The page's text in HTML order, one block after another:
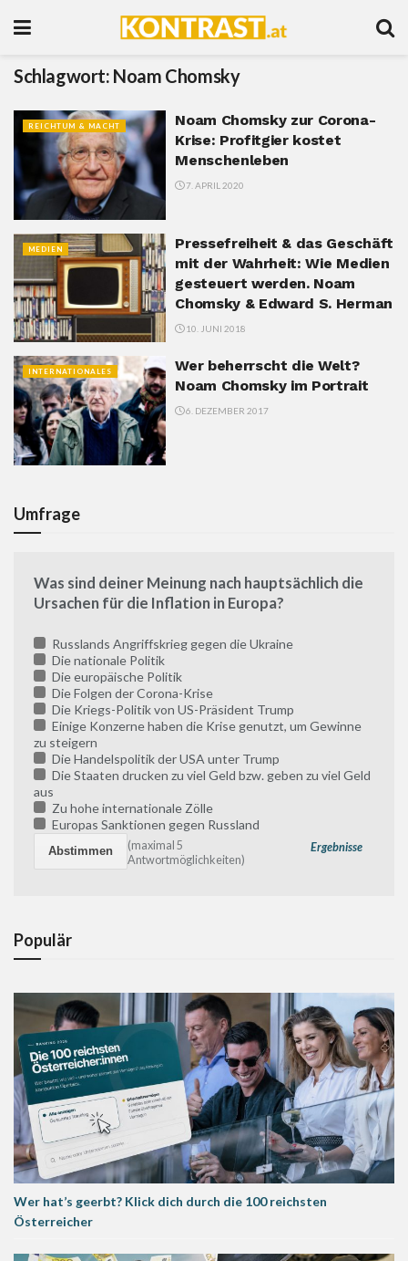
Schlagwort: Noam Chomsky
REICHTUM & MACHT
Noam Chomsky zur Corona-
Krise: Profitgier kostet
Menschenleben
7. APRIL 2020
MEDIEN
Pressefreiheit & das Geschäft
mit der Wahrheit: Wie Medien
gesteuert werden. Noam
Chomsky & Edward S. Herman
10. JUNI 2018
INTERNATIONALES
Wer beherrscht die Welt?
Noam Chomsky im Portrait
6. DEZEMBER 2017
Umfrage
Was sind deiner Meinung nach hauptsächlich die
Ursachen für die Inflation in Europa?
Russlands Angriffskrieg gegen die Ukraine
Die nationale Politik
Die europäische Politik
Die Folgen der Corona-Krise
Die Kriegs-Politik von US-Präsident Trump
Einige Konzerne haben die Krise genutzt, um Gewinne
zu steigern
Die Handelspolitik der USA unter Trump
Die Staaten drucken zu viel Geld bzw. geben zu viel Geld
aus
Zu hohe internationale Zölle
Europas Sanktionen gegen Russland
Ergebnisse
(maximal 5
Antwortmöglichkeiten)
Populär
Wer hat’s geerbt? Klick dich durch die 100 reichsten
Österreicher